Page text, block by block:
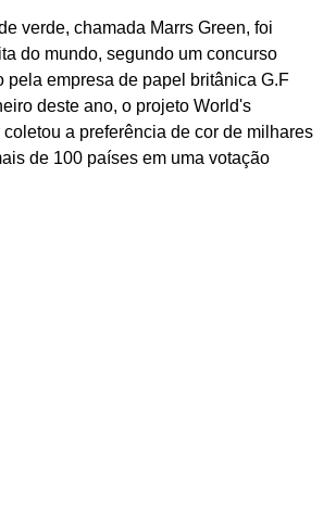
verde, chamada Marrs Green, foi
do mundo, segundo um concurso
pela empresa de papel britânica G.F
deste ano, o projeto World's
a preferência de cor de milhares
de 100 países em uma votação